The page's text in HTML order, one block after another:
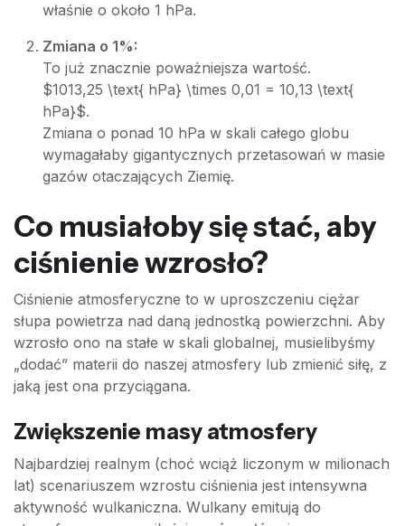
właśnie o około 1 hPa.
Zmiana o 1%:
To już znacznie poważniejsza wartość.
$1013,25 \text{ hPa} \times 0,01 = 10,13 \text{
hPa}$.
Zmiana o ponad 10 hPa w skali całego globu
wymagałaby gigantycznych przetasowań w masie
gazów otaczających Ziemię.
Co musiałoby się stać, aby
ciśnienie wzrosło?
Ciśnienie atmosferyczne to w uproszczeniu ciężar
słupa powietrza nad daną jednostką powierzchni. Aby
wzrosło ono na stałe w skali globalnej, musielibyśmy
„dodać” materii do naszej atmosfery lub zmienić siłę, z
jaką jest ona przyciągana.
Zwiększenie masy atmosfery
Najbardziej realnym (choć wciąż liczonym w milionach
lat) scenariuszem wzrostu ciśnienia jest intensywna
aktywność wulkaniczna. Wulkany emitują do